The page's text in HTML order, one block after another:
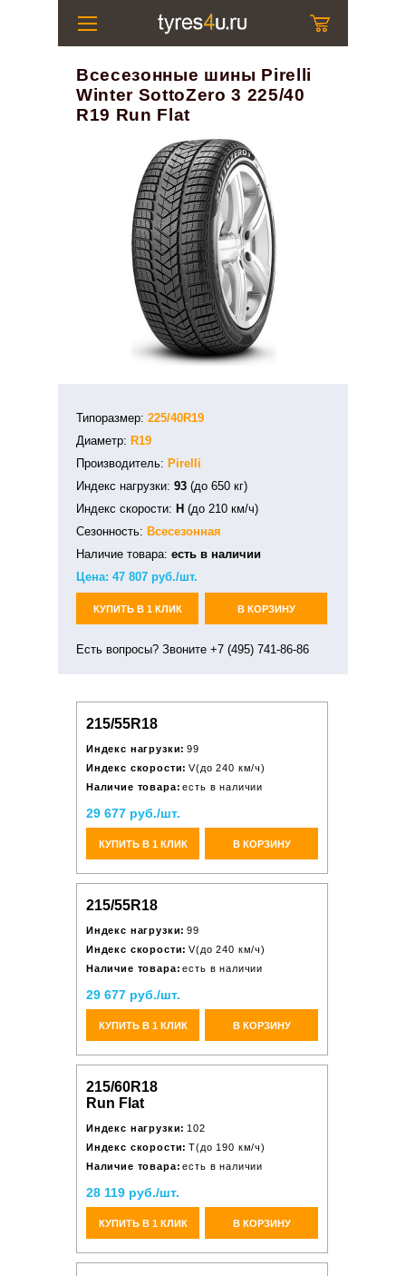
Всесезонные шины Pirelli
Winter SottoZero 3 225/40
R19 Run Flat
Типоразмер: 225/40R19
Диаметр: R19
Производитель: Pirelli
Индекс нагрузки: 93 (до 650 кг)
Индекс скорости: H (до 210 км/ч)
Сезонность: Всесезонная
Наличие товара: есть в наличии
Цена: 47 807 руб./шт.
КУПИТЬ В 1 КЛИК В КОРЗИНУ
Есть вопросы? Звоните +7 (495) 741-86-86
215/55R18
Индекс нагрузки: 99
Индекс скорости: V(до 240 км/ч)
Наличие товара: есть в наличии
29 677 руб./шт.
КУПИТЬ В 1 КЛИК В КОРЗИНУ
215/55R18
Индекс нагрузки: 99
Индекс скорости: V(до 240 км/ч)
Наличие товара: есть в наличии
29 677 руб./шт.
КУПИТЬ В 1 КЛИК В КОРЗИНУ
215/60R18
Run Flat
Индекс нагрузки: 102
Индекс скорости: T(до 190 км/ч)
Наличие товара: есть в наличии
28 119 руб./шт.
КУПИТЬ В 1 КЛИК В КОРЗИНУ